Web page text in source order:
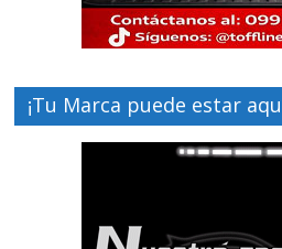
¡Tu Marca puede estar